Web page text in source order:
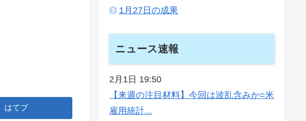
はてブ
1月27日の成果
ニュース速報
2月1日 19:50
【来週の注目材料】今回は波乱含みか=米
雇用統計...